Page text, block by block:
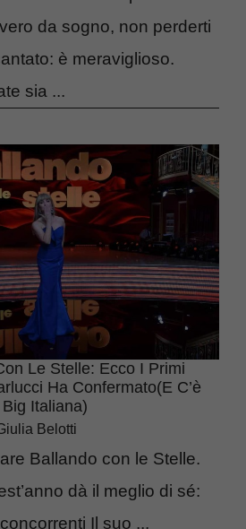
da sogno, non perderti
è meraviglioso.
sia ...
Le Stelle: Ecco I Primi
Ha Confermato(e C’è
Italiana)
Belotti
Ballando con le Stelle.
dà il meglio di sé:
Il suo ...